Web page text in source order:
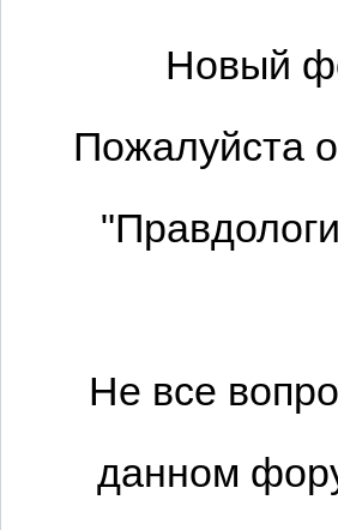
Новый
Пожалуйста
Не все
данном